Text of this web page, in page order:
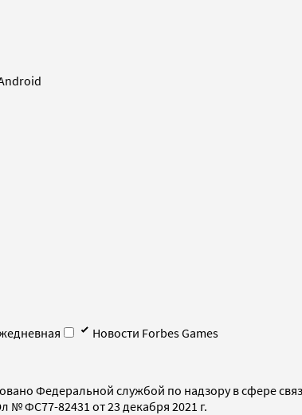
Новости Forbes Games
Федеральной службой по надзору в сфере
№ ФС77-82431 от 23 декабря 2021 г.